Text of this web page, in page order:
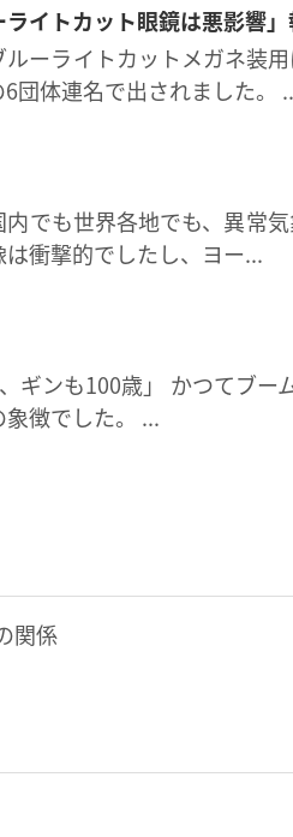
ライトカット眼鏡は悪影響
ーライトカットメガネ装
団体連名で出されました。
内でも世界各地でも、異常
衝撃的でしたし、ヨー...
、ギンも100歳」 かつてブ
徴でした。 ...
関係